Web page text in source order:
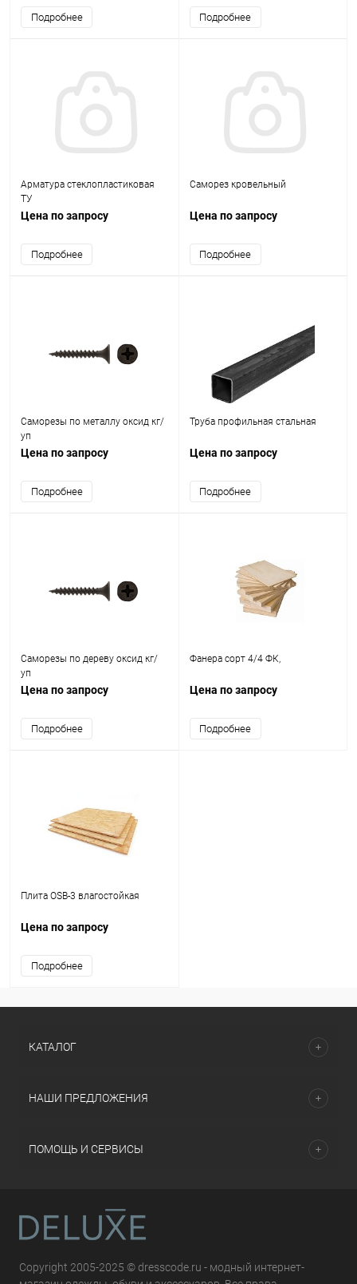
Подробнее Подробнее
Арматура стеклопластиковая
ТУ
Цена по запросу
Подробнее
Саморез кровельный
Цена по запросу
Подробнее
Саморезы по металлу оксид кг/
уп
Цена по запросу
Подробнее
Труба профильная стальная
Цена по запросу
Подробнее
Саморезы по дереву оксид кг/
уп
Цена по запросу
Подробнее
Фанера сорт 4/4 ФК,
Цена по запросу
Подробнее
Плита OSB-3 влагостойкая
Цена по запросу
Подробнее
КАТАЛОГ
НАШИ ПРЕДЛОЖЕНИЯ
ПОМОЩЬ И СЕРВИСЫ
Copyright 2005-2025 © dresscode.ru - модный интернет-